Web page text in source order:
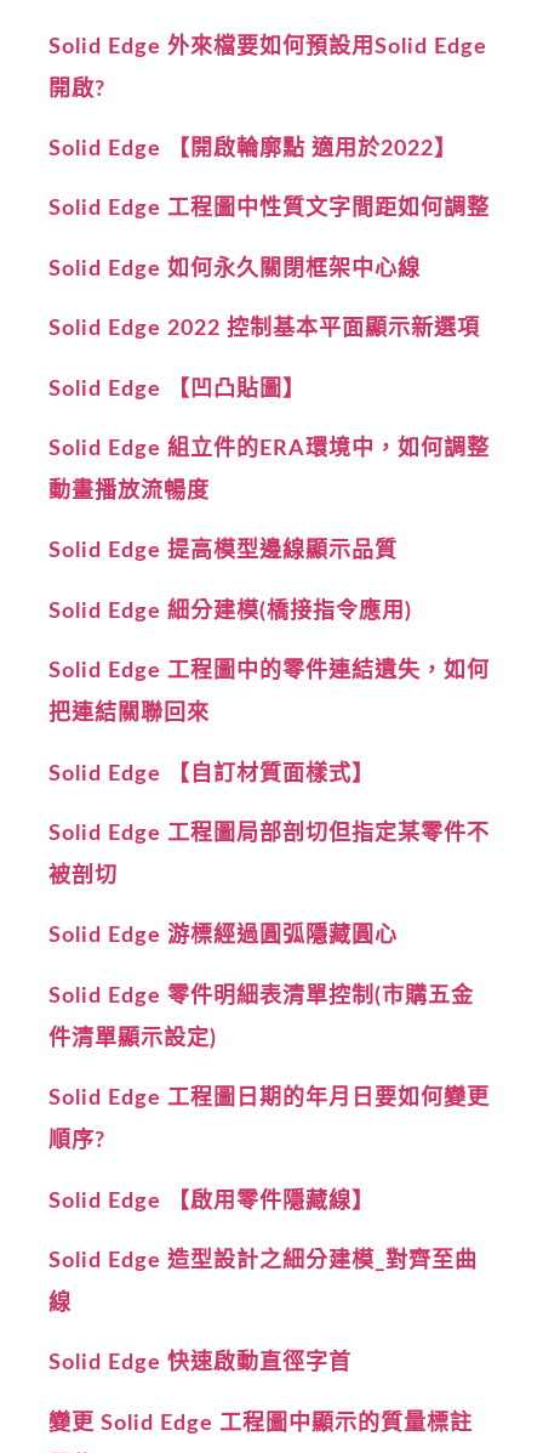
Solid Edge 外來檔要如何預設用Solid Edge
開啟?
Solid Edge 【開啟輪廓點 適用於2022】
Solid Edge 工程圖中性質文字間距如何調整
Solid Edge 如何永久關閉框架中心線
Solid Edge 2022 控制基本平面顯示新選項
Solid Edge 【凹凸貼圖】
Solid Edge 組立件的ERA環境中，如何調整
動畫播放流暢度
Solid Edge 提高模型邊線顯示品質
Solid Edge 細分建模(橋接指令應用)
Solid Edge 工程圖中的零件連結遺失，如何
把連結關聯回來
Solid Edge 【自訂材質面樣式】
Solid Edge 工程圖局部剖切但指定某零件不
被剖切
Solid Edge 游標經過圓弧隱藏圓心
Solid Edge 零件明細表清單控制(市購五金
件清單顯示設定)
Solid Edge 工程圖日期的年月日要如何變更
順序?
Solid Edge 【啟用零件隱藏線】
Solid Edge 造型設計之細分建模_對齊至曲
線
Solid Edge 快速啟動直徑字首
變更 Solid Edge 工程圖中顯示的質量標註